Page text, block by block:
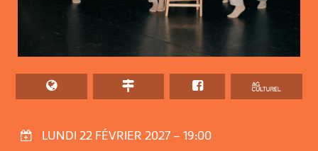
LUNDI 22 FÉVRIER 2027 – 19:00